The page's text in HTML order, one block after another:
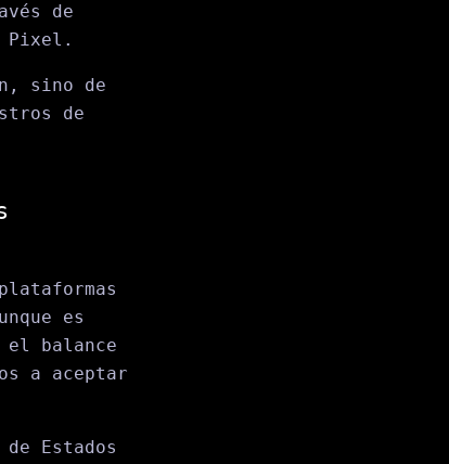
de
Pixel.
sino de
de
es
el balance
a aceptar
Estados